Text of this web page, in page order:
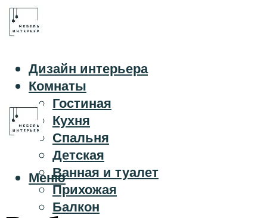
Дизайн интерьера
Комнаты
Гостиная
Кухня
Спальня
Детская
Ванная и туалет
Прихожая
Балкон
Меню